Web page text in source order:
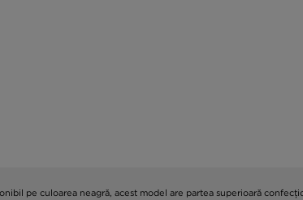
pe culoarea neagră, acest model are partea superioară